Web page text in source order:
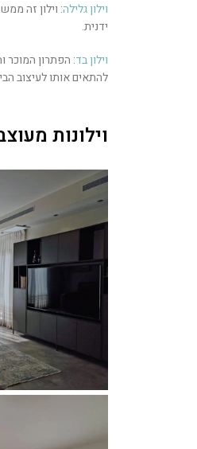
וילון גלילה: וילון זה
ידנית.
וילון בד: הפתרון המוכר
להתאים אותו לעיצוב
וילונות